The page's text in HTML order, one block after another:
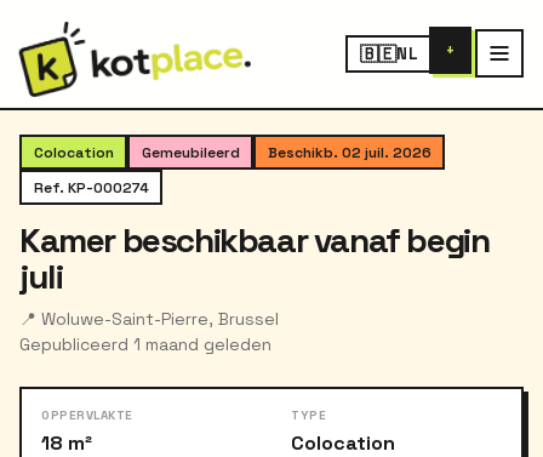
🇧🇪NL +
‹ ›
Colocation Gemeubileerd
Beschikb. 02 juil. 2026
Ref. KP-000274
Kamer beschikbaar vanaf begin
juli
📍 Woluwe-Saint-Pierre, Brussel
Gepubliceerd 1 maand geleden
OPPERVLAKTE
18 m²
TYPE
Colocation